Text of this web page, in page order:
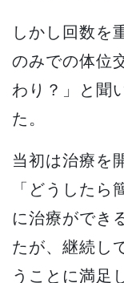
しかし回数を
のみでの体位
わり？」と聞
た。
当初は治療を
「どうしたら
に治療ができ
たが、継続し
うことに満足